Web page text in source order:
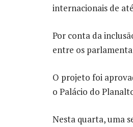
internacionais de
Por conta da
entre os
O projeto foi
o Palácio do
Nesta quarta, uma